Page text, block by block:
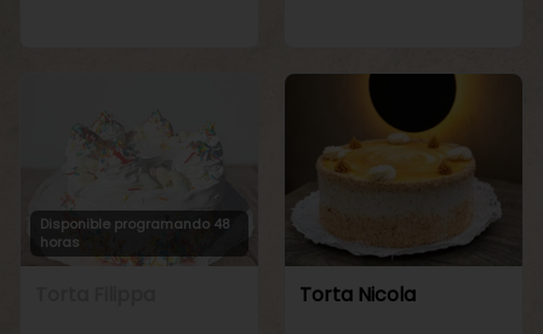
Disponible programando 48
horas
Torta Nicola